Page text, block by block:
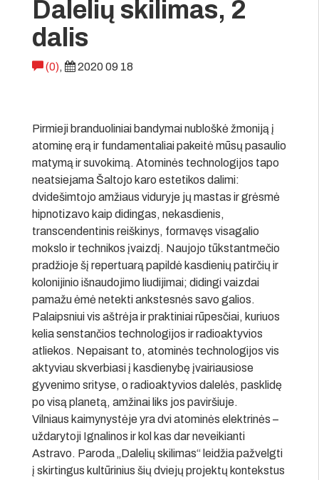
Dalelių skilimas, 2
dalis
(0), 2020 09 18
Pirmieji branduoliniai bandymai nubloškė žmoniją į
atominę erą ir fundamentaliai pakeitė mūsų pasaulio
matymą ir suvokimą. Atominės technologijos tapo
neatsiejama Šaltojo karo estetikos dalimi:
dvidešimtojo amžiaus viduryje jų mastas ir grėsmė
hipnotizavo kaip didingas, nekasdienis,
transcendentinis reiškinys, formavęs visagalio
mokslo ir technikos įvaizdį. Naujojo tūkstantmečio
pradžioje šį repertuarą papildė kasdienių patirčių ir
kolonijinio išnaudojimo liudijimai; didingi vaizdai
pamažu ėmė netekti ankstesnės savo galios.
Palaipsniui vis aštrėja ir praktiniai rūpesčiai, kuriuos
kelia senstančios technologijos ir radioaktyvios
atliekos. Nepaisant to, atominės technologijos vis
aktyviau skverbiasi į kasdienybę įvairiausiose
gyvenimo srityse, o radioaktyvios dalelės, pasklidę
po visą planetą, amžinai liks jos paviršiuje.
Vilniaus kaimynystėje yra dvi atominės elektrinės –
uždarytoji Ignalinos ir kol kas dar neveikianti
Astravo. Paroda „Dalelių skilimas“ leidžia pažvelgti
į skirtingus kultūrinius šių dviejų projektų kontekstus